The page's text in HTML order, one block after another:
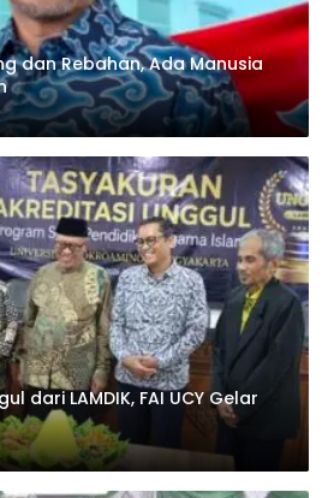
dan Rebahan, Ada Manusia
dari LAMDIK, FAI UCY Gelar